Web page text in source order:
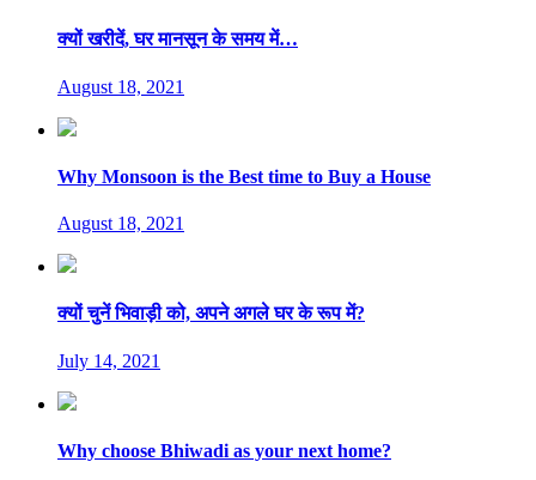
क्यों खरीदें, घर मानसून के समय में…
August 18, 2021
Why Monsoon is the Best time to Buy a House
August 18, 2021
क्यों चुनें भिवाड़ी को, अपने अगले घर के रूप में?
July 14, 2021
Why choose Bhiwadi as your next home?